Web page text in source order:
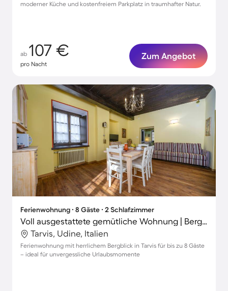
moderner Küche und kostenfreiem Parkplatz in traumhafter Natur.
ab 107 €
pro Nacht
Zum Angebot
Ferienwohnung ∙ 8 Gäste ∙ 2 Schlafzimmer
Voll ausgestattete gemütliche Wohnung | Bergblick | Nah am Skifahren
Tarvis, Udine, Italien
Ferienwohnung mit herrlichem Bergblick in Tarvis für bis zu 8 Gäste
– ideal für unvergessliche Urlaubsmomente